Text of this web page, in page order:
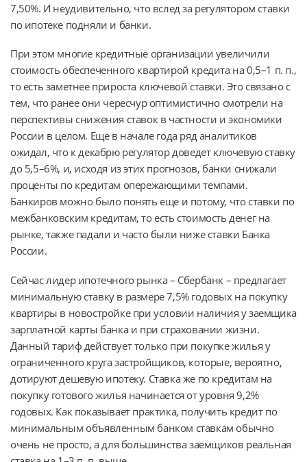
7,50%. И неудивительно, что вслед за регулятором ставки
по ипотеке подняли и банки.
При этом многие кредитные организации увеличили
стоимость обеспеченного квартирой кредита на 0,5–1 п. п.,
то есть заметнее прироста ключевой ставки. Это связано с
тем, что ранее они чересчур оптимистично смотрели на
перспективы снижения ставок в частности и экономики
России в целом. Еще в начале года ряд аналитиков
ожидал, что к декабрю регулятор доведет ключевую ставку
до 5,5–6%, и, исходя из этих прогнозов, банки снижали
проценты по кредитам опережающими темпами.
Банкиров можно было понять еще и потому, что ставки по
межбанковским кредитам, то есть стоимость денег на
рынке, также падали и часто были ниже ставки Банка
России.
Сейчас лидер ипотечного рынка – Сбербанк – предлагает
минимальную ставку в размере 7,5% годовых на покупку
квартиры в новостройке при условии наличия у заемщика
зарплатной карты банка и при страховании жизни.
Данный тариф действует только при покупке жилья у
ограниченного круга застройщиков, которые, вероятно,
дотируют дешевую ипотеку. Ставка же по кредитам на
покупку готового жилья начинается от уровня 9,2%
годовых. Как показывает практика, получить кредит по
минимальным объявленным банком ставкам обычно
очень не просто, а для большинства заемщиков реальная